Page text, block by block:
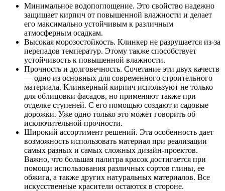
Минимальное водопоглощение. Это свойство надежно
защищает кирпич от повышенной влажности и делает
его максимально устойчивым к различным
атмосферным осадкам.
Высокая морозостойкость. Клинкер не разрушается из-за
перепадов температур. Этому также способствует
устойчивость к повышенной влажности.
Прочность и долговечность. Сочетание эти двух качеств
— одно из основных для современного строительного
материала. Клинкерный кирпич используют не только
для облицовки фасадов, но применяют также при
отделке ступеней. С его помощью создают и садовые
дорожки. Уже одно только это может говорить об
исключительной прочности.
Широкий ассортимент решений. Эта особенность дает
возможность использовать материал при реализации
самых разных и самых сложных дизайн-проектов.
Важно, что большая палитра красок достигается при
помощи использования различных сортов глины, ее
обжига, а также других натуральных материалов. Все
искусственные красители остаются в стороне.